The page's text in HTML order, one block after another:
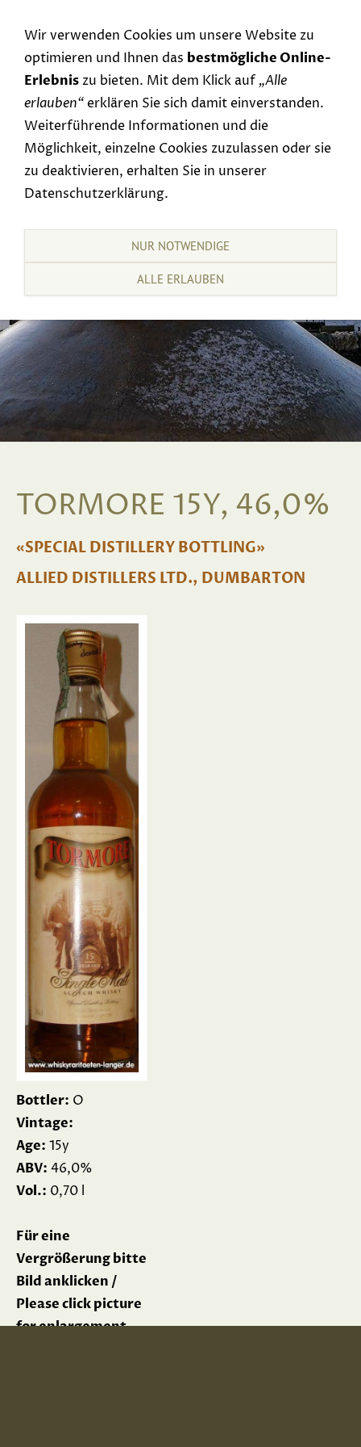
TORMORE 15Y, 46,0%
«SPECIAL DISTILLERY BOTTLING»
ALLIED DISTILLERS LTD., DUMBARTON
Bottler: O
Vintage:
Age: 15y
ABV: 46,0%
Vol.: 0,70 l
Für eine
Vergrößerung bitte
Bild anklicken /
Please click picture
for enlargement
Wir verwenden Cookies um unsere Website zu
optimieren und Ihnen das bestmögliche Online-
Erlebniszu bieten. Mit dem Klick auf „Alle
erlauben“erklären Sie sich damit einverstanden.
Weiterführende Informationen und die
Möglichkeit, einzelne Cookies zuzulassen oder sie
zu deaktivieren, erhalten Sie in unserer
Datenschutzerklärung.
NUR NOTWENDIGE
ALLE ERLAUBEN